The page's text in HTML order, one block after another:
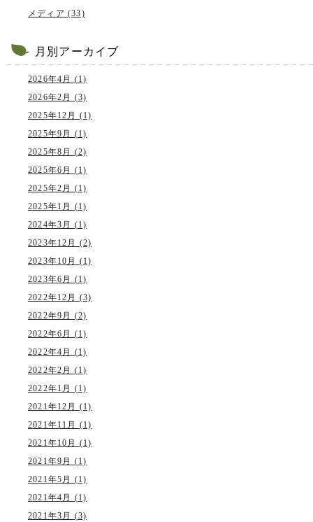
メディア (33)
月別アーカイブ
2026年4月 (1)
2026年2月 (3)
2025年12月 (1)
2025年9月 (1)
2025年8月 (2)
2025年6月 (1)
2025年2月 (1)
2025年1月 (1)
2024年3月 (1)
2023年12月 (2)
2023年10月 (1)
2023年6月 (1)
2022年12月 (3)
2022年9月 (2)
2022年6月 (1)
2022年4月 (1)
2022年2月 (1)
2022年1月 (1)
2021年12月 (1)
2021年11月 (1)
2021年10月 (1)
2021年9月 (1)
2021年5月 (1)
2021年4月 (1)
2021年3月 (3)